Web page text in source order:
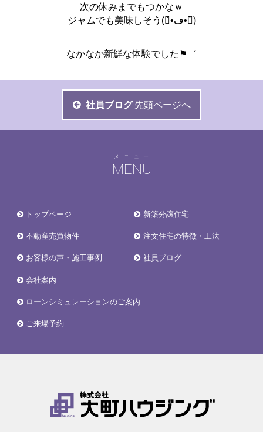
次の休みまでもつかなｗ
ジャムでも美味しそう(๑́•ڡ•๑̀)
なかなか新鮮な体験でした⚑゛
社員ブログ 先頭ページへ
MENU
メニュー
トップページ 新築分譲住宅
不動産売買物件 注文住宅の特徴・工法
お客様の声・施工事例 社員ブログ
会社案内
ローンシミュレーションのご案内
ご来場予約